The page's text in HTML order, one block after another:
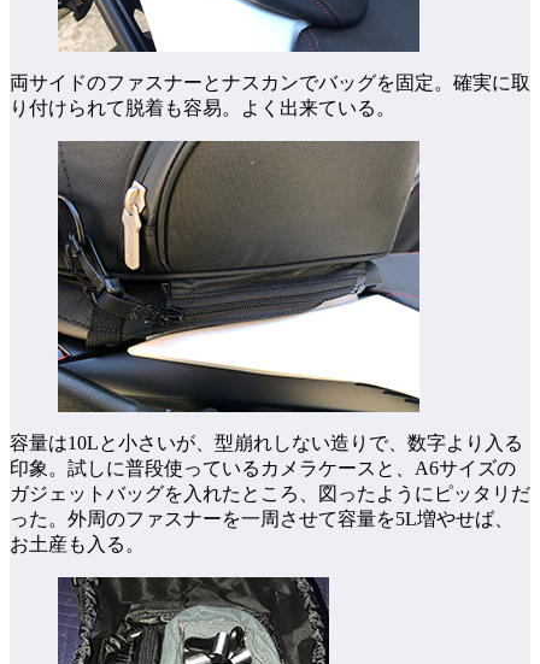
両サイドのファスナーとナスカンでバッグを固定。確実に取
り付けられて脱着も容易。よく出来ている。
容量は10Lと小さいが、型崩れしない造りで、数字より入る
印象。試しに普段使っているカメラケースと、A6サイズの
ガジェットバッグを入れたところ、図ったようにピッタリだ
った。外周のファスナーを一周させて容量を5L増やせば、
お土産も入る。